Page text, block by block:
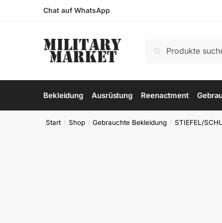
Chat auf WhatsApp
nach:
Suchen
Bekleidung Ausrüstung Reenactment
Start / Shop / Gebrauchte Bekleidung / STIEFEL/